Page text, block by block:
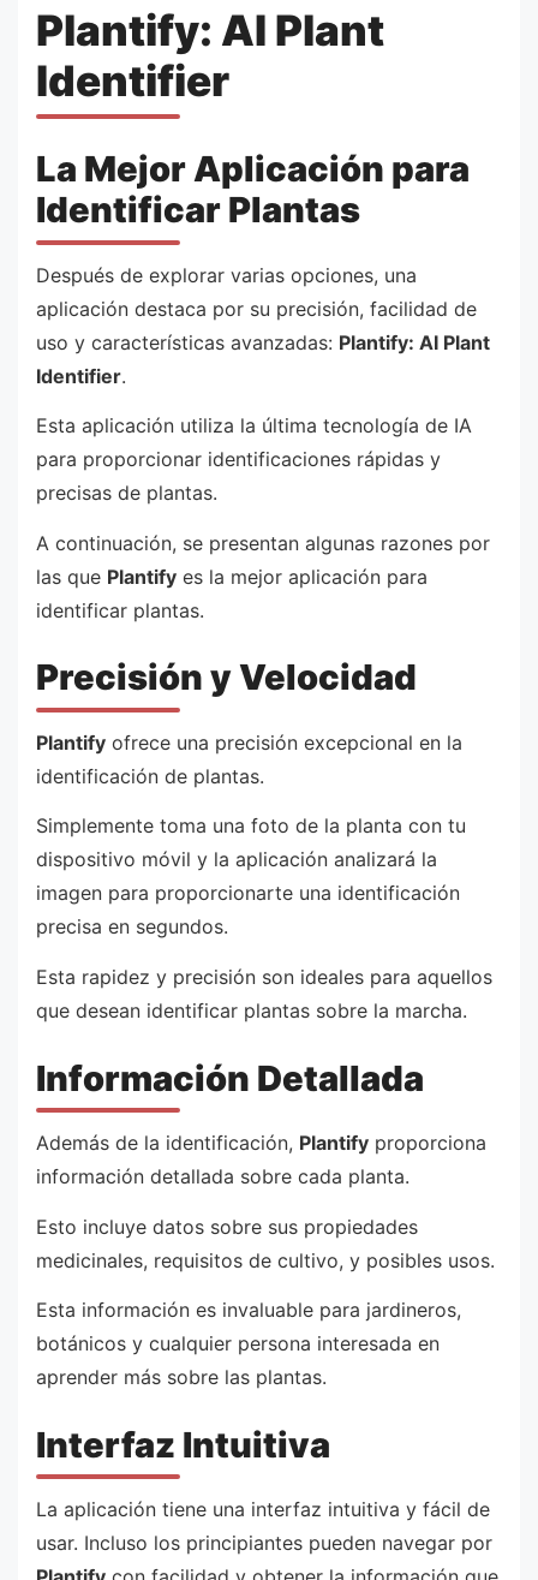
Plantify: AI Plant
Identifier
La Mejor Aplicación para
Identificar Plantas
Después de explorar varias opciones, una
aplicación destaca por su precisión, facilidad de
uso y características avanzadas: Plantify: AI Plant
Identifier.
Esta aplicación utiliza la última tecnología de IA
para proporcionar identificaciones rápidas y
precisas de plantas.
A continuación, se presentan algunas razones por
las que Plantify es la mejor aplicación para
identificar plantas.
Precisión y Velocidad
Plantify ofrece una precisión excepcional en la
identificación de plantas.
Simplemente toma una foto de la planta con tu
dispositivo móvil y la aplicación analizará la
imagen para proporcionarte una identificación
precisa en segundos.
Esta rapidez y precisión son ideales para aquellos
que desean identificar plantas sobre la marcha.
Información Detallada
Además de la identificación, Plantify proporciona
información detallada sobre cada planta.
Esto incluye datos sobre sus propiedades
medicinales, requisitos de cultivo, y posibles usos.
Esta información es invaluable para jardineros,
botánicos y cualquier persona interesada en
aprender más sobre las plantas.
Interfaz Intuitiva
La aplicación tiene una interfaz intuitiva y fácil de
usar. Incluso los principiantes pueden navegar por